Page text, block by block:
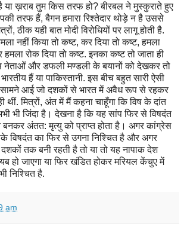
या ख़राब तुम किस तरफ हो? बीरबल ने मुस्कुराते हुए
तरफ हैं, बैगन हमारा रिश्तेदार थोड़े न है उससे
ठीक यही बात मोदी विरोधियों पर लागू होती है.
नहीं किया तो कष्ट, कर दिया तो कष्ट, हमला
रोक दिया तो कष्ट. इनका कष्ट तो जाता ही
नेताओं और डफली मण्डली के बयानों को देखकर तो
हैं या पाकिस्तानी. इस बीच बहुत सारी ऐसी
सामने आई जो दशकों से भारत में अवैध रूप से रहकर
थीं. मित्रों, अंत में मैं कहना चाहूँगा कि विष के दांत
भी जिंदा है। देखना है कि यह सांप फिर से विषदंत
अंतत: मृत्यु को प्राप्त होता है। अगर कांग्रेस
विषदंत का फिर से उगना निश्चित है और अगर
तक बनी रहती है तो या तो यह नापाक देश
हो जाएगा या फिर खंडित होकर मरियल केंचुए में
निश्चित है.
am